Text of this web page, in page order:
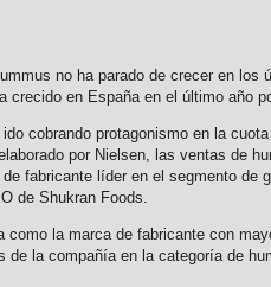
no ha parado de crecer en
en España en el último año
ido cobrando protagonismo en la
por Nielsen, las ventas de
fabricante líder en el segmento
de Shukran Foods.
la marca de fabricante con
la compañía en la categoría de